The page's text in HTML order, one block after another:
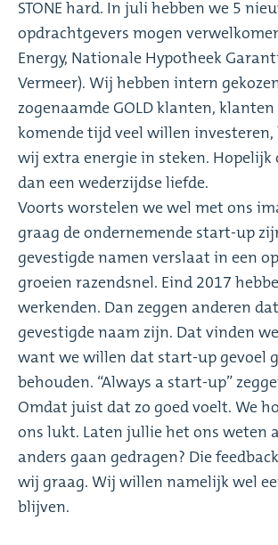
STONE hard. In juli hebben we 5
opdrachtgevers mogen
Energy, Nationale Hypotheek
Vermeer). Wij hebben intern
zogenaamde GOLD klanten,
komende tijd veel willen
wij extra energie in steken.
dan een wederzijdse liefde.
Voorts worstelen we wel met ons
graag de ondernemende start-up
gevestigde namen verslaat in een
groeien razendsnel. Eind 2017
werkenden. Dan zeggen anderen
gevestigde naam zijn. Dat vinden
want we willen dat start-up gevoel
behouden. “Always a start-up”
Omdat juist dat zo goed voelt. We
ons lukt. Laten jullie het ons weten
anders gaan gedragen? Die
wij graag. Wij willen namelijk wel
blijven.